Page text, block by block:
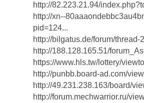
http://82.223.21.94/
http://xn--
pid=124...
http://bilgatus.de/forum/thread-
http://188.128.165.51/
https://www.hls.tw/lottery/
http://punbb.board-ad.com/
http://49.231.238.163/board/
http://forum.mechwarrior.ru/